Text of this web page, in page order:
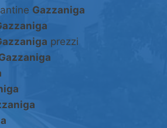
Gazzaniga
prezzi